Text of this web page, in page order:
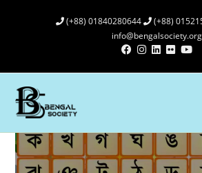
(+88) 01840280644
(+88)
info@bengalsociety.org